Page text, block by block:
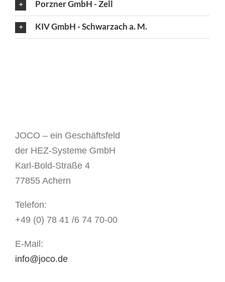
Porzner GmbH - Zell
KIV GmbH - Schwarzach a. M.
JOCO – ein Geschäftsfeld
der HEZ-Systeme GmbH
Karl-Bold-Straße 4
77855 Achern
Telefon:
+49 (0) 78 41 /6 74 70-00
E-Mail:
info@joco.de